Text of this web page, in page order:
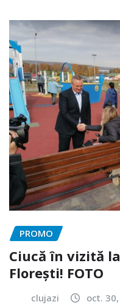
PROMO
Ciucă în vizită
Florești! FOTO
clujazi oct.